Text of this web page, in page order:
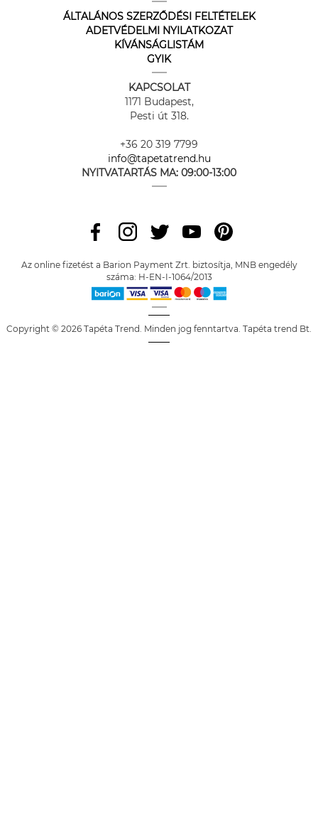
ÁLTALÁNOS SZERZŐDÉSI FELTÉTELEK
ADETVÉDELMI NYILATKOZAT
KÍVÁNSÁGLISTÁM
GYIK
KAPCSOLAT
1171 Budapest,
Pesti út 318.
+36 20 319 7799
info@tapetatrend.hu
NYITVATARTÁS MA: 09:00-13:00
Az online fizetést a Barion Payment Zrt. biztosítja, MNB engedély
száma: H-EN-I-1064/2013
Copyright © 2026 Tapéta Trend. Minden jog fenntartva. Tapéta trend Bt.